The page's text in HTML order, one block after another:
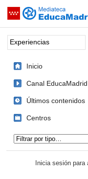
Saltar navegación
Palabra o frase:
Inicio
Canal EducaMadrid
Últimos contenidos
Centros
Inicia sesión